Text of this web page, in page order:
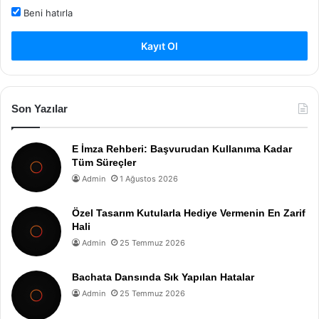
Beni hatırla
Kayıt Ol
Son Yazılar
E İmza Rehberi: Başvurudan Kullanıma Kadar
Tüm Süreçler
Admin 1 Ağustos 2026
Özel Tasarım Kutularla Hediye Vermenin En Zarif
Hali
Admin 25 Temmuz 2026
Bachata Dansında Sık Yapılan Hatalar
Admin 25 Temmuz 2026